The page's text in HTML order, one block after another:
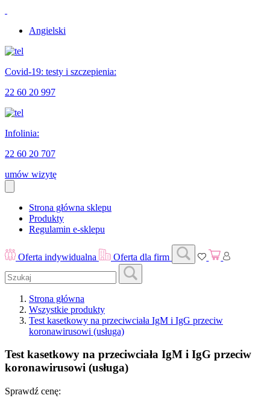
Angielski
Covid-19: testy i szczepienia:
22 60 20 997
Infolinia:
22 60 20 707
umów wizytę
Strona główna sklepu
Produkty
Regulamin e-sklepu
Oferta indywidualna Oferta dla firm
Strona główna
Wszystkie produkty
Test kasetkowy na przeciwciała IgM i IgG przeciw
koronawirusowi (usługa)
Test kasetkowy na przeciwciała IgM i IgG przeciw
koronawirusowi (usługa)
Sprawdź cenę: